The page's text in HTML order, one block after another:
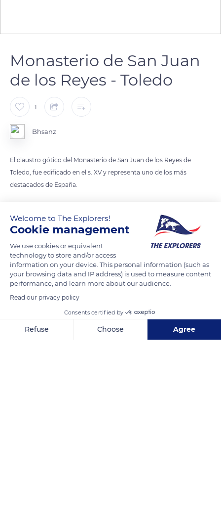
Monasterio de San Juan
de los Reyes - Toledo
1
Bhsanz
El claustro gótico del Monasterio de San Juan de los Reyes de
Toledo, fue edificado en el s. XV y representa uno de los más
destacados de España.
por los arquitectos Enrique y Antón Egas, la obra
arquitectónica del conjunto del monasterio, está considerada
como la más destacada obra encargada por los Reyes
Católicos. Esta obra fue encargada en conmemoración de la
batalla de Toro y diseñado en un principio como Panteón
Real.
Destaca el conjunto escultórico, sobretodo el representado
Welcome to The Explorers!
Cookie management
We use cookies or equivalent
technology to store and/or access
information on your device. This personal information (such as
your browsing data and IP address) is used to measure content
performance, and learn more about our audience.
Read our privacy policy
Consents certified by
Refuse Choose Agree